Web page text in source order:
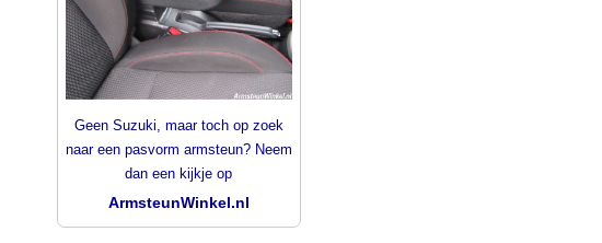
Geen Suzuki, maar toch op zoek
naar een pasvorm armsteun? Neem
dan een kijkje op
ArmsteunWinkel.nl